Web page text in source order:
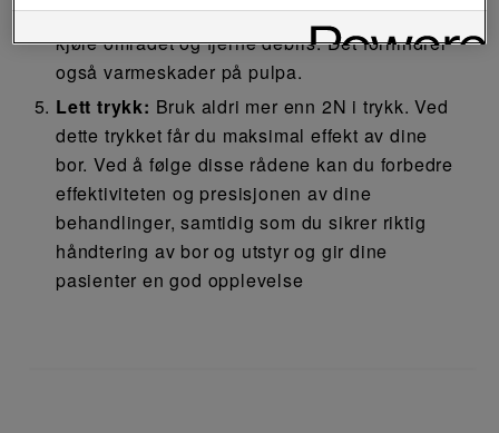
rikelig med vannspray, minst 50 ml/min, for å
kjøle området og fjerne debris. Det forhindrer
også varmeskader på pulpa.
Lett trykk: Bruk aldri mer enn 2N i trykk. Ved
dette trykket får du maksimal effekt av dine
bor. Ved å følge disse rådene kan du forbedre
effektiviteten og presisjonen av dine
behandlinger, samtidig som du sikrer riktig
håndtering av bor og utstyr og gir dine
pasienter en god opplevelse